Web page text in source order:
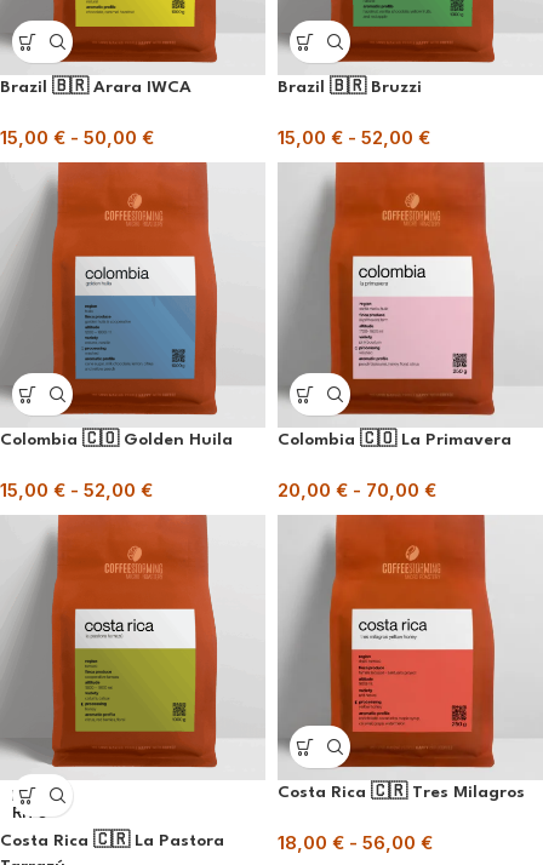
Brazil 🇧🇷 Arara IWCA
15,00 € - 50,00 €
Brazil 🇧🇷 Bruzzi
15,00 € - 52,00 €
Colombia 🇨🇴 Golden Huila
15,00 € - 52,00 €
Colombia 🇨🇴 La Primavera
20,00 € - 70,00 €
ESAU
RITO
Costa Rica 🇨🇷 La Pastora
Costa Rica 🇨🇷 Tres Milagros
18,00 € - 56,00 €